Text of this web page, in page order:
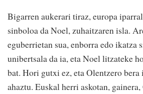
Bigarren aukerari tiraz, europa
sinboloa da Noel, zuhaitzaren isla.
eguberrietan sua, enborra edo ikatza
unibertsala da ia, eta Noel litzateke
bat. Hori gutxi ez, eta Olentzero
ahaztu. Euskal herri askotan,